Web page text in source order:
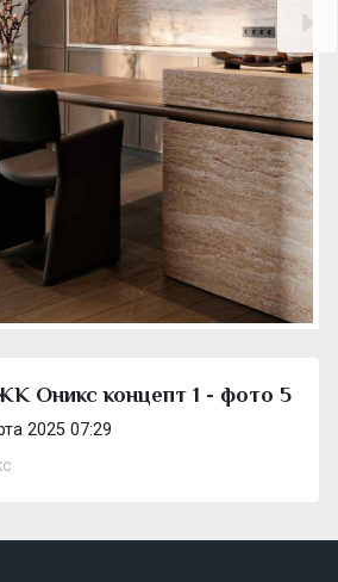
Оникс концепт 1 - фото 5
2025 07:29